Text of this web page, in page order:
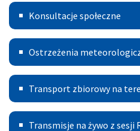
Wymiany
Kotłów
Konsultacje
Konsultacje społeczne
Ostrzeżenia
meteorologiczne
Ostrzeżenia
Transport
Publiczny
Transport zbiorowy na
Transmisje
Transmisje na żywo z sesji